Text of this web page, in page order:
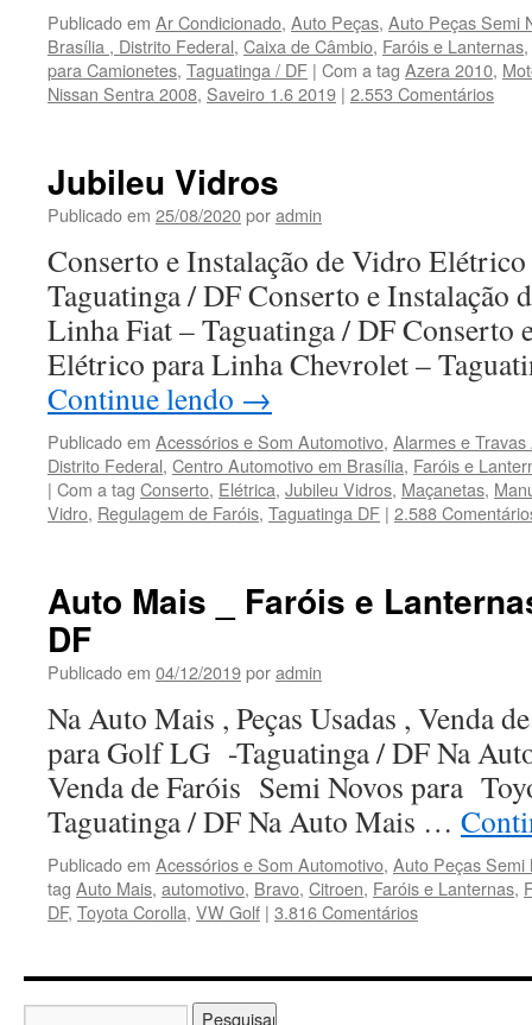
Publicado em Ar Condicionado, Auto Peças, Auto Peças Semi
Brasília , Distrito Federal, Caixa de Câmbio, Faróis e Lanternas,
para Camionetes, Taguatinga / DF | Com a tag Azera 2010,
Nissan Sentra 2008, Saveiro 1.6 2019 | 2.553 Comentários
Jubileu Vidros
Publicado em 25/08/2020poradmin
Conserto e Instalação de Vidro
Taguatinga / DF Conserto e Instalação
Linha Fiat – Taguatinga / DF Conserto
Elétrico para Linha Chevrolet –
Continue lendo →
Publicado em Acessórios e Som Automotivo, Alarmes e Travas
Distrito Federal, Centro Automotivo em Brasília, Faróis e
| Com a tag Conserto, Elétrica, Jubileu Vidros, Maçanetas,
Vidro, Regulagem de Faróis, Taguatinga DF | 2.588
Auto Mais _ Faróis e
DF
Publicado em 04/12/2019poradmin
Na Auto Mais , Peças Usadas , Venda
para Golf LG -Taguatinga / DF Na
Venda de Faróis Semi Novos para
Taguatinga / DF Na Auto Mais …
Publicado em Acessórios e Som Automotivo, Auto Peças Semi
tag Auto Mais, automotivo, Bravo, Citroen, Faróis e Lanternas,
DF, Toyota Corolla, VW Golf | 3.816 Comentários